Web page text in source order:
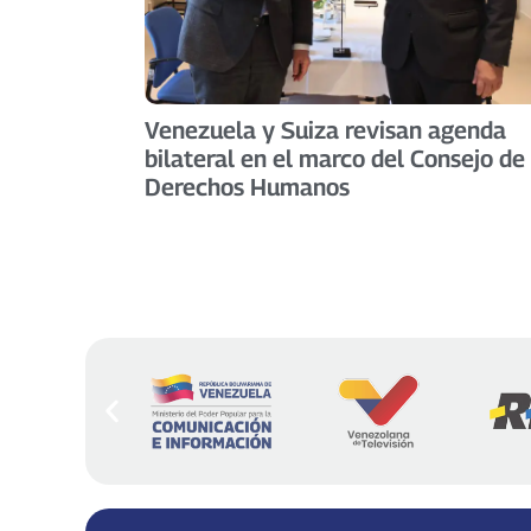
Venezuela y Suiza revisan agenda
bilateral en el marco del Consejo de
Derechos Humanos